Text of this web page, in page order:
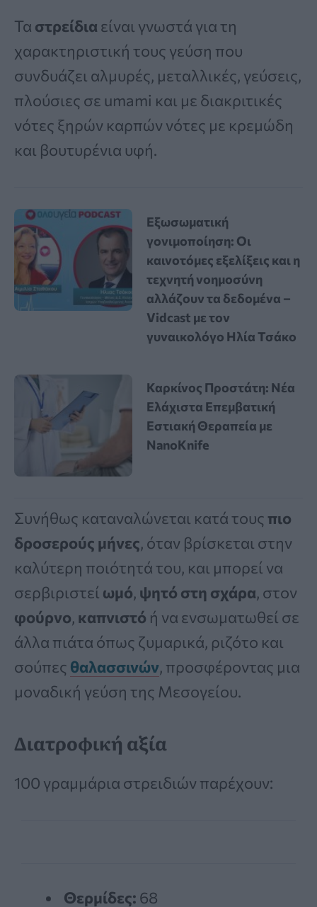
Τα στρείδια είναι γνωστά για τη
χαρακτηριστική τους γεύση που
συνδυάζει αλμυρές, μεταλλικές, γεύσεις,
πλούσιες σε umami και με διακριτικές
νότες ξηρών καρπών νότες με κρεμώδη
και βουτυρένια υφή.
Εξωσωματική
γονιμοποίηση: Οι
καινοτόμες εξελίξεις και η
τεχνητή νοημοσύνη
αλλάζουν τα δεδομένα –
Vidcast με τον
γυναικολόγο Ηλία Τσάκο
Καρκίνος Προστάτη: Νέα
Ελάχιστα Επεμβατική
Εστιακή Θεραπεία με
NanoKnife
Συνήθως καταναλώνεται κατά τους πιο
δροσερούς μήνες, όταν βρίσκεται στην
καλύτερη ποιότητά του, και μπορεί να
σερβιριστεί ωμό, ψητό στη σχάρα, στον
φούρνο, καπνιστό ή να ενσωματωθεί σε
άλλα πιάτα όπως ζυμαρικά, ριζότο και
σούπες θαλασσινών, προσφέροντας μια
μοναδική γεύση της Μεσογείου.
Διατροφική αξία
100 γραμμάρια στρειδιών παρέχουν:
Θερμίδες: 68